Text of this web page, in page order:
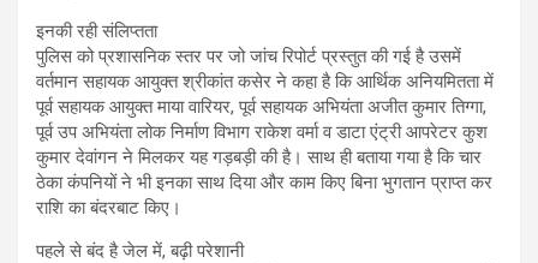
इनकी रही संलिप्तता
पुलिस को प्रशासनिक स्तर पर जो जांच रिपोर्ट प्रस्तुत की गई है उसमें
वर्तमान सहायक आयुक्त श्रीकांत कसेर ने कहा है कि आर्थिक अनियमितता में
पूर्व सहायक आयुक्त माया वारियर, पूर्व सहायक अभियंता अजीत कुमार तिग्गा,
पूर्व उप अभियंता लोक निर्माण विभाग राकेश वर्मा व डाटा एंट्री आपरेटर कुश
कुमार देवांगन ने मिलकर यह गड़बड़ी की है। साथ ही बताया गया है कि चार
ठेका कंपनियों ने भी इनका साथ दिया और काम किए बिना भुगतान प्राप्त कर
राशि का बंदरबाट किए।
पहले से बंद है जेल में, बढ़ी परेशानी